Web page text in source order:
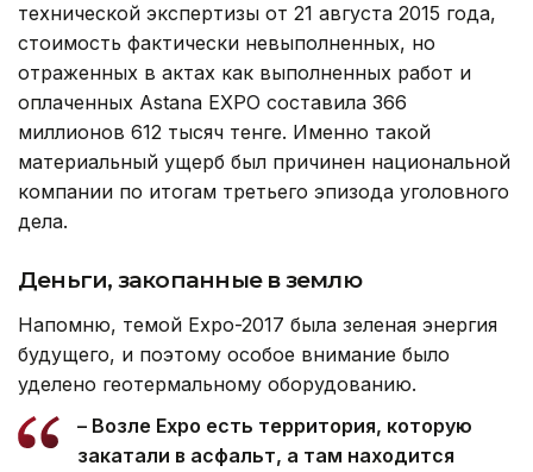
технической экспертизы от 21 августа 2015 года,
стоимость фактически невыполненных, но
отраженных в актах как выполненных работ и
оплаченных Astana EXPO составила 366
миллионов 612 тысяч тенге. Именно такой
материальный ущерб был причинен национальной
компании по итогам третьего эпизода уголовного
дела.
Деньги, закопанные в землю
Напомню, темой Expo-2017 была зеленая энергия
будущего, и поэтому особое внимание было
уделено геотермальному оборудованию.
– Возле Expo есть территория, которую
закатали в асфальт, а там находится